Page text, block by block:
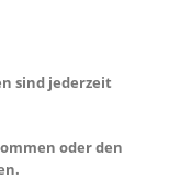
sind jederzeit
oder den